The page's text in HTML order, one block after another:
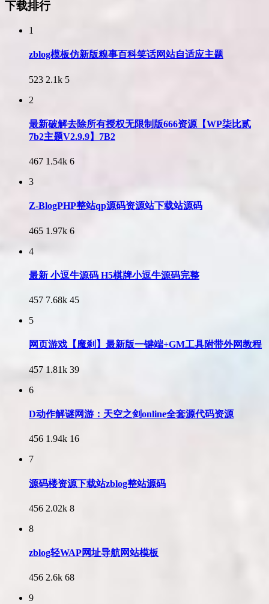
下载排行
1
zblog模板仿新版糗事百科笑话网站自适应主题
523 2.1k 5
2
最新破解去除所有授权无限制版666资源【WP柒比贰
7b2主题V2.9.9】7B2
467 1.54k 6
3
Z-BlogPHP整站qp源码资源站下载站源码
465 1.97k 6
4
最新 小逗牛源码 H5棋牌小逗牛源码完整
457 7.68k 45
5
网页游戏【魔刹】最新版一键端+GM工具附带外网教程
457 1.81k 39
6
D动作解谜网游：天空之剑online全套源代码资源
456 1.94k 16
7
源码楼资源下载站zblog整站源码
456 2.02k 8
8
zblog轻WAP网址导航网站模板
456 2.6k 68
9